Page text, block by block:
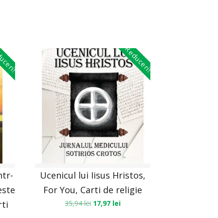
Reduceri!
Ucenicul lui Iisus Hristos,
For You, Carti de religie
35,94lei 17,97 lei